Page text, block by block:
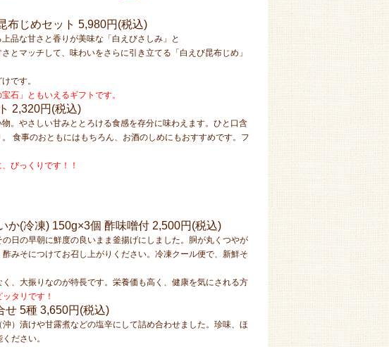
布じめセット 5,980円(税込)
品な甘さと香りが美味な「白えびさしみ」と
とマッチして、味わいをさらに引き立てる「白えび昆布じめ」
です。
宝石」ともいえるギフトです。
2,320円(税込)
。やさしい甘みととろける食感を存分に味わえます。ひと口含
食事のおともにはもちろん、お酒のしめにもおすすめです。フ
びっくりです！！
か(冷凍) 150g×3個 酢味噌付 2,500円(税込)
日の早朝に鮮度の良いまま釜揚げにしました。胴が丸くつやが
みそにつけてお召し上がりください。冷凍クール便で、新鮮そ
、大振りなのが特長です。栄養価も高く、健康を気にされる方
タリです！
せ 5種 3,650円(税込)
）漬けや甘露煮などの塩辛にして詰め合わせました。珍味、ほ
ださい。